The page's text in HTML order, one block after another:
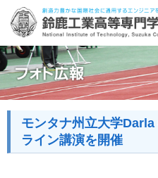
モンタナ州立大学
ライン講演を開催